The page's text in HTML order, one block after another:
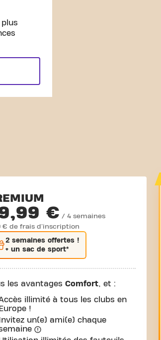
€ / 4 semaines
€ de frais d'inscription
2 semaines offertes !
+ un sac de sport*
les avantagesComfort, et :
illimité à tous les clubs en
Europe !
Invitez un(e) ami(e) chaque